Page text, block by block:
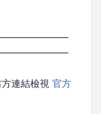
連結檢視 官方